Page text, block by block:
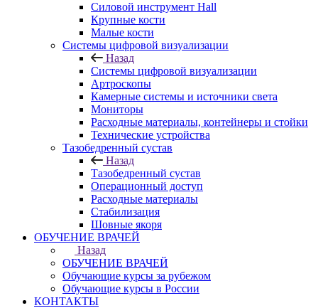
Силовой инструмент Hall
Крупные кости
Малые кости
Системы цифровой визуализации
Назад
Системы цифровой визуализации
Артроскопы
Камерные системы и источники света
Мониторы
Расходные материалы, контейнеры и стойки
Технические устройства
Тазобедренный сустав
Назад
Тазобедренный сустав
Операционный доступ
Расходные материалы
Стабилизация
Шовные якоря
ОБУЧЕНИЕ ВРАЧЕЙ
Назад
ОБУЧЕНИЕ ВРАЧЕЙ
Обучающие курсы за рубежом
Обучающие курсы в России
КОНТАКТЫ